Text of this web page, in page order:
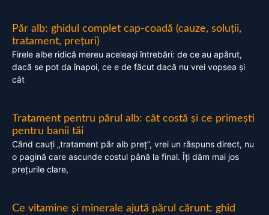
Păr alb: ghidul complet cap-coadă (cauze, soluții,
tratament, prețuri)
Firele albe ridică mereu aceleași întrebări: de ce au apărut,
dacă se pot da înapoi, ce e de făcut dacă nu vrei vopsea și
cât
Tratament pentru părul alb: cât costă și ce primești
pentru banii tăi
Când cauți „tratament păr alb preț”, vrei un răspuns direct, nu
o pagină care ascunde costul până la final. Îți dăm mai jos
prețurile clare,
Ce vitamine și minerale ajută părul cărunt: ghid